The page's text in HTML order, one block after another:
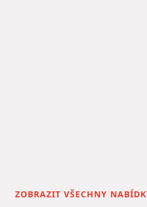
ZOBRAZIT VŠECHNY